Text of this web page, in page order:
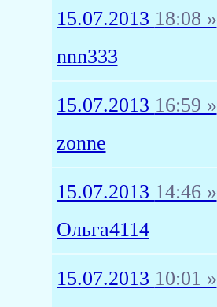
15.07.2013 18:08 »
nnn333
15.07.2013 16:59 »
zonne
15.07.2013 14:46 »
Ольга4114
15.07.2013 10:01 »